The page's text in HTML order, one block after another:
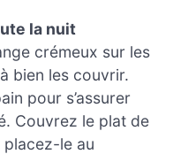
la nuit
crémeux sur les
bien les couvrir.
pour s’assurer
Couvrez le plat de
placez-le au